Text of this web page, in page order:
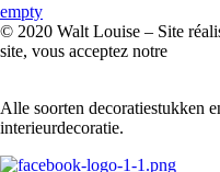
empty
© 2020 Walt Louise – Site
site, vous acceptez notre
Alle soorten decoratiestukken
interieurdecoratie.